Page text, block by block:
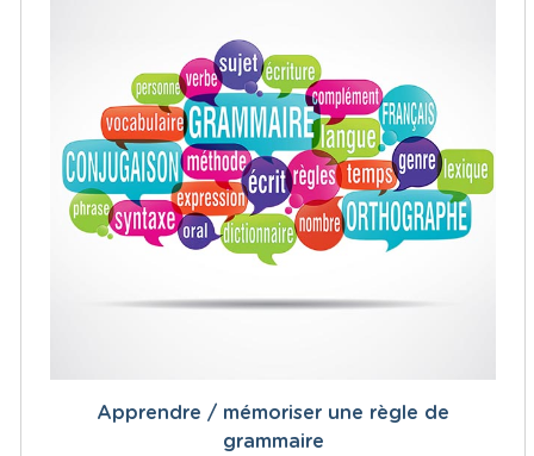
Apprendre / mémoriser une règle de
grammaire